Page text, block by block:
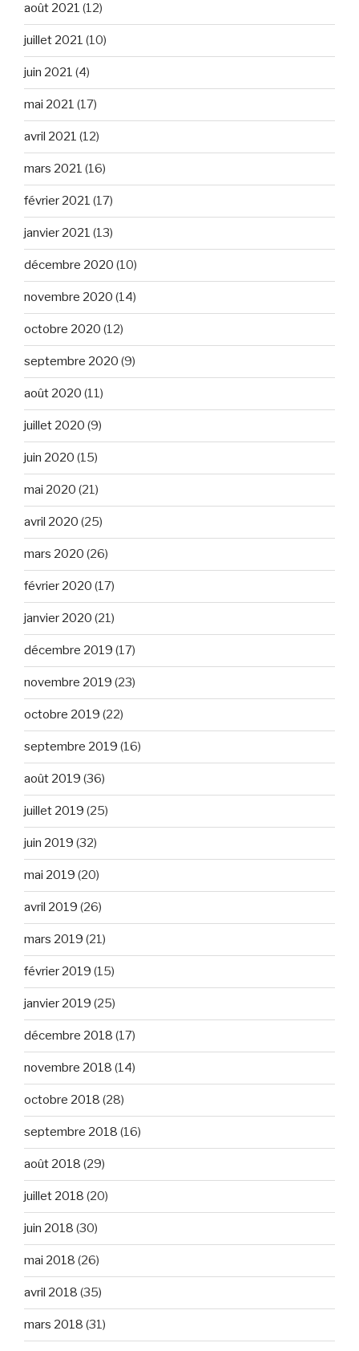
août 2021 (12)
juillet 2021 (10)
juin 2021 (4)
mai 2021 (17)
avril 2021 (12)
mars 2021 (16)
février 2021 (17)
janvier 2021 (13)
décembre 2020 (10)
novembre 2020 (14)
octobre 2020 (12)
septembre 2020 (9)
août 2020 (11)
juillet 2020 (9)
juin 2020 (15)
mai 2020 (21)
avril 2020 (25)
mars 2020 (26)
février 2020 (17)
janvier 2020 (21)
décembre 2019 (17)
novembre 2019 (23)
octobre 2019 (22)
septembre 2019 (16)
août 2019 (36)
juillet 2019 (25)
juin 2019 (32)
mai 2019 (20)
avril 2019 (26)
mars 2019 (21)
février 2019 (15)
janvier 2019 (25)
décembre 2018 (17)
novembre 2018 (14)
octobre 2018 (28)
septembre 2018 (16)
août 2018 (29)
juillet 2018 (20)
juin 2018 (30)
mai 2018 (26)
avril 2018 (35)
mars 2018 (31)